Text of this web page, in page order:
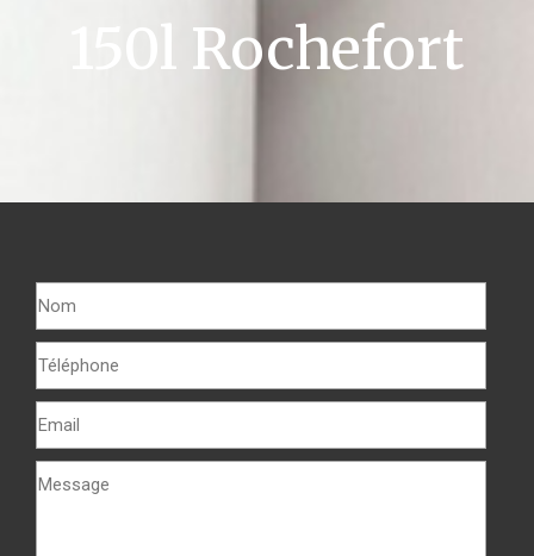
150l Rochefort